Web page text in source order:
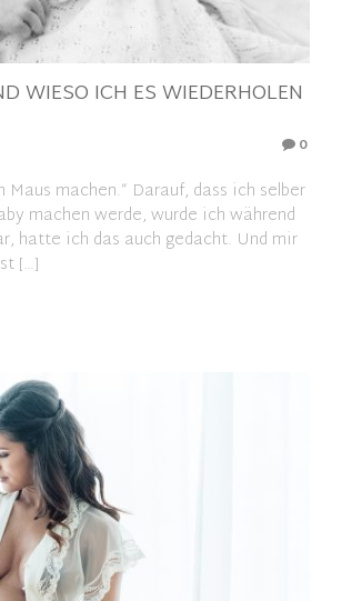
WIESO ICH ES WIEDERHOLEN
0
machen.“ Darauf, dass ich selber
machen werde, wurde ich während
hatte ich das auch gedacht. Und mir
[…]